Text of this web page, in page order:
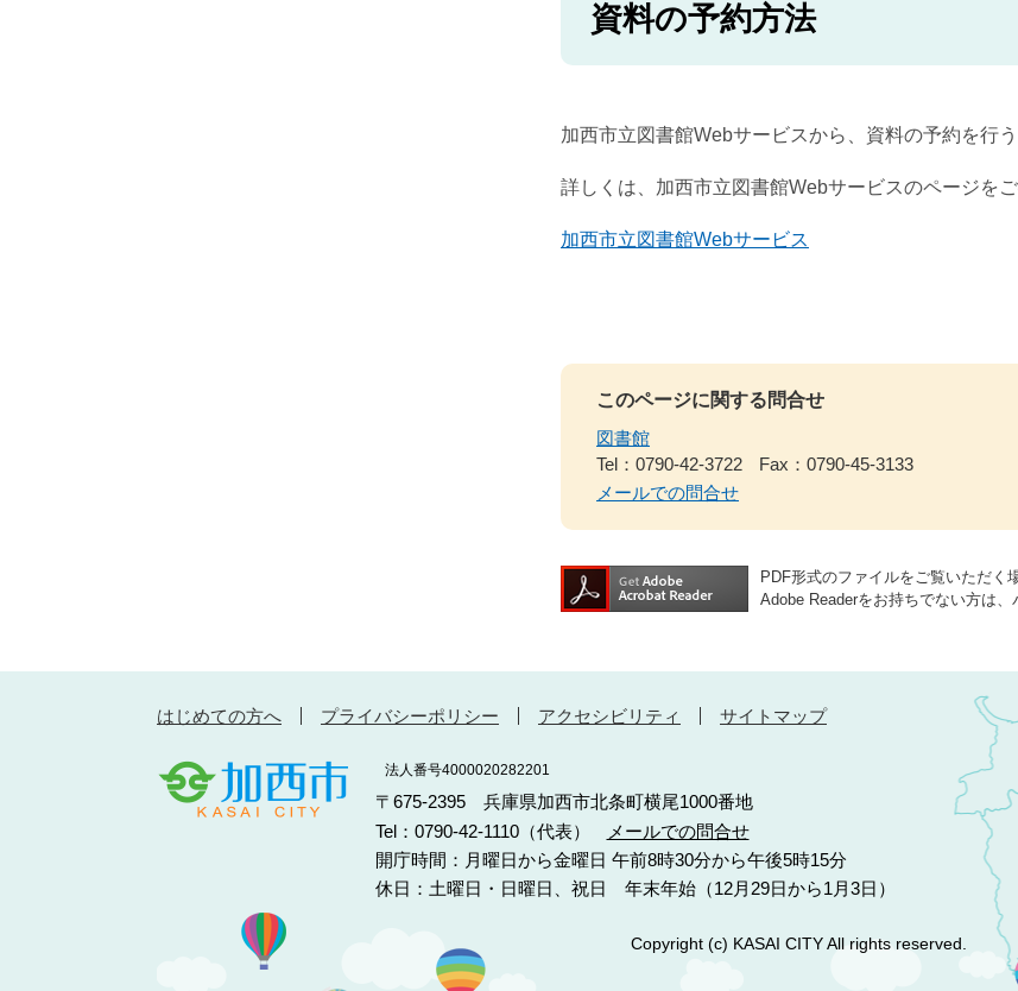
資料の予約方法
加西市立図書館Webサービスから、資料の予約を行う
詳しくは、加西市立図書館Webサービスのページをご
加西市立図書館Webサービス
このページに関する問合せ
図書館
Tel：0790-42-3722
Fax：0790-45-3133
メールでの問合せ
PDF形式のファイルをご覧いただく
Adobe Readerをお持ちでない方は
はじめての方へ プライバシーポリシー アクセシビリティ サイトマップ
法人番号4000020282201
〒675-2395 兵庫県加西市北条町横尾1000番地
Tel：0790-42-1110（代表）
メールでの問合せ
開庁時間：月曜日から金曜日 午前8時30分から午後5時15分
休日：土曜日・日曜日、祝日 年末年始（12月29日から1月3日）
Copyright (c) KASAI CITY All rights reserved.